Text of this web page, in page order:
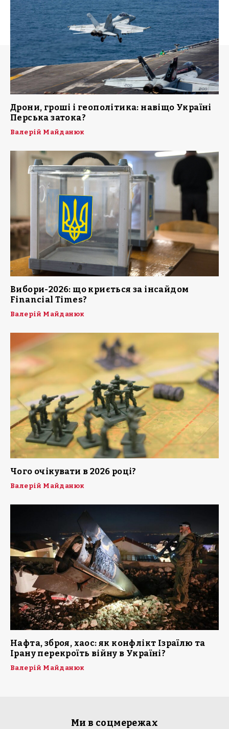
Дрони, гроші і геополітика: навіщо Україні
Перська затока?
Валерій Майданюк
Вибори-2026: що криється за інсайдом
Financial Times?
Валерій Майданюк
Чого очікувати в 2026 році?
Валерій Майданюк
Нафта, зброя, хаос: як конфлікт Ізраїлю та
Ірану перекроїть війну в Україні?
Валерій Майданюк
Ми в соцмережах